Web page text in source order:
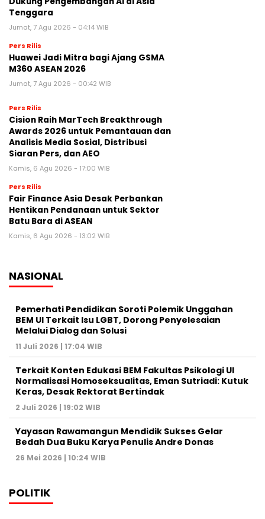
Tenggara
Jumat, 7 Agu 2026 - 04:14 WIB
Pers Rilis
Huawei Jadi Mitra bagi Ajang GSMA
M360 ASEAN 2026
Jumat, 7 Agu 2026 - 00:42 WIB
Pers Rilis
Cision Raih MarTech Breakthrough
Awards 2026 untuk Pemantauan dan
Analisis Media Sosial, Distribusi
Siaran Pers, dan AEO
Kamis, 6 Agu 2026 - 17:00 WIB
Pers Rilis
Fair Finance Asia Desak Perbankan
Hentikan Pendanaan untuk Sektor
Batu Bara di ASEAN
Kamis, 6 Agu 2026 - 13:02 WIB
NASIONAL
Pemerhati Pendidikan Soroti Polemik Unggahan
BEM UI Terkait Isu LGBT, Dorong Penyelesaian
Melalui Dialog dan Solusi
11 Juli 2026 | 17:04 WIB
Terkait Konten Edukasi BEM Fakultas Psikologi UI
Normalisasi Homoseksualitas, Eman Sutriadi: Kutuk
Keras, Desak Rektorat Bertindak
2 Juli 2026 | 19:02 WIB
Yayasan Rawamangun Mendidik Sukses Gelar
Bedah Dua Buku Karya Penulis Andre Donas
26 Mei 2026 | 10:24 WIB
POLITIK